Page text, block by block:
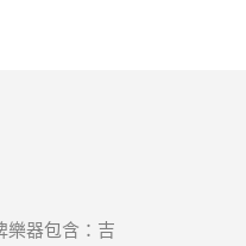
樂器包含：吉